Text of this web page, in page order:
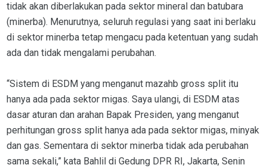
tidak akan diberlakukan pada sektor mineral dan batubara
(minerba). Menurutnya, seluruh regulasi yang saat ini berlaku
di sektor minerba tetap mengacu pada ketentuan yang sudah
ada dan tidak mengalami perubahan.
“Sistem di ESDM yang menganut mazahb gross split itu
hanya ada pada sektor migas. Saya ulangi, di ESDM atas
dasar aturan dan arahan Bapak Presiden, yang menganut
perhitungan gross split hanya ada pada sektor migas, minyak
dan gas. Sementara di sektor minerba tidak ada perubahan
sama sekali,” kata Bahlil di Gedung DPR RI, Jakarta, Senin